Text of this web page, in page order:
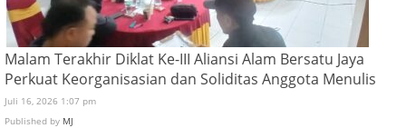
Malam Terakhir Diklat Ke-III Aliansi Alam Bersatu Jaya
Perkuat Keorganisasian dan Soliditas Anggota Menulis
Juli 16, 2026 1:07 pm
Published by MJ